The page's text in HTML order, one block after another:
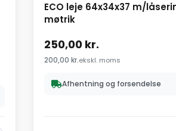
ECO leje 64x34x37 m/
møtrik
250,00 kr.
200,00 kr.ekskl. moms
Afhentning og forsendelse